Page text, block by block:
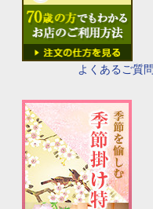
よくあるご質問